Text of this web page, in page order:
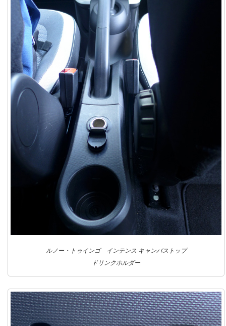
ルノー・トゥインゴ インテンス キャンバストップ
ドリンクホルダー